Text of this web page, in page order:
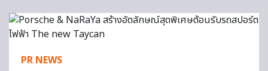
PR NEWS